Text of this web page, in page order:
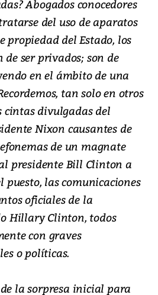
Abogados conocedores
del uso de aparatos
propiedad del Estado, los
ser privados; son de
en el ámbito de una
tan solo en otros
cintas divulgadas del
Nixon causantes de
de un magnate
presidente Bill Clinton a
puesto, las comunicaciones
oficiales de la
Hillary Clinton, todos
con graves
o políticas.
la sorpresa inicial para